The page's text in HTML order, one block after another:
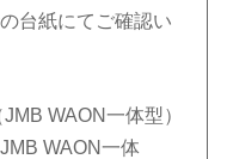
台紙にてご確認い
WAON一体型）
WAON一体